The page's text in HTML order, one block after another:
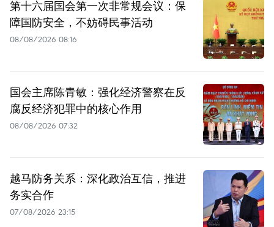
第十六届国会第一次非常规会议：保
障国防安全，不妨碍民事活动
08/08/2026 08:16
国会主席陈青敏：强化经济警察在反
腐反经济犯罪中的核心作用
08/08/2026 07:32
越马防务关系：深化政治互信，推进
务实合作
07/08/2026 23:15